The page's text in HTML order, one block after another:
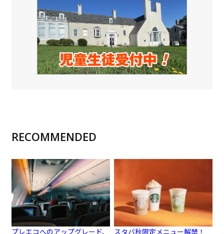
RECOMMENDED
プレエコへのアップグレード、
スタバ秋限定メニュー解禁！